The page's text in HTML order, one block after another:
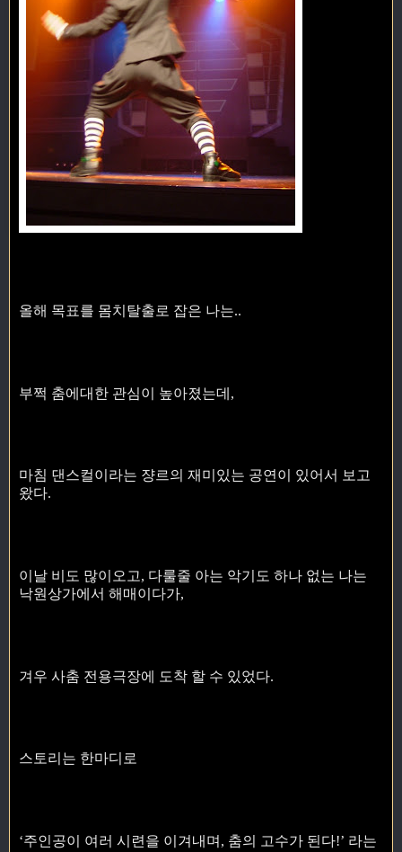
올해 목표를 몸치탈출로 잡은 나는..
부쩍 춤에대한 관심이 높아졌는데,
마침 댄스컬이라는 쟝르의 재미있는 공연이 있어서 보고
왔다.
이날 비도 많이오고, 다룰줄 아는 악기도 하나 없는 나는
낙원상가에서 해매이다가,
겨우 사춤 전용극장에 도착 할 수 있었다.
스토리는 한마디로
‘주인공이 여러 시련을 이겨내며, 춤의 고수가 된다!’ 라는